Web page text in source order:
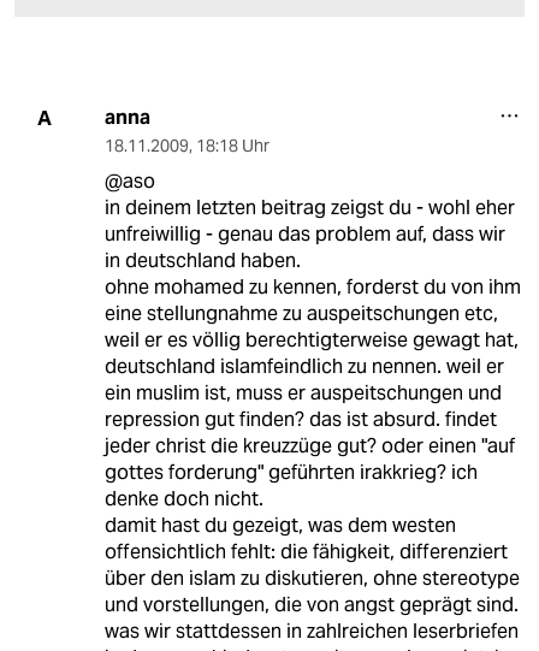
A anna
18.11.2009, 18:18 Uhr
@aso
in deinem letzten beitrag zeigst du - wohl eher
unfreiwillig - genau das problem auf, dass wir
in deutschland haben.
ohne mohamed zu kennen, forderst du von ihm
eine stellungnahme zu auspeitschungen etc,
weil er es völlig berechtigterweise gewagt hat,
deutschland islamfeindlich zu nennen. weil er
ein muslim ist, muss er auspeitschungen und
repression gut finden? das ist absurd. findet
jeder christ die kreuzzüge gut? oder einen "auf
gottes forderung" geführten irakkrieg? ich
denke doch nicht.
damit hast du gezeigt, was dem westen
offensichtlich fehlt: die fähigkeit, differenziert
über den islam zu diskutieren, ohne stereotype
und vorstellungen, die von angst geprägt sind.
was wir stattdessen in zahlreichen leserbriefen